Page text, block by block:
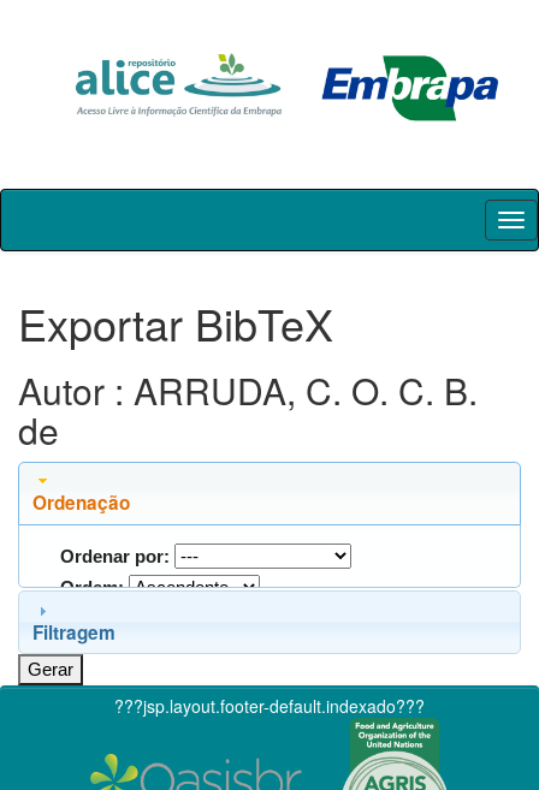
Skip
Exportar BibTeX
Autor : ARRUDA, C. O. C. B.
de
Ordenação
Ordenar por:
Ordem:
Filtragem
???jsp.layout.footer-default.indexado???